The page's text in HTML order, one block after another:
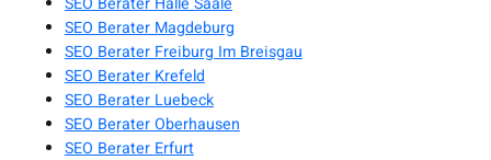
SEO Berater Magdeburg
SEO Berater Freiburg Im Breisgau
SEO Berater Krefeld
SEO Berater Luebeck
SEO Berater Oberhausen
SEO Berater Erfurt